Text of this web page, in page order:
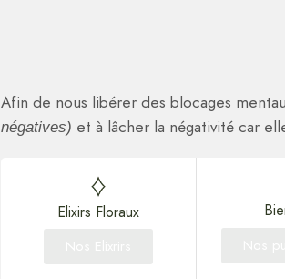
Afin de nous libérer des blocages
négatives) et à lâcher la négativité car
Elixirs Floraux